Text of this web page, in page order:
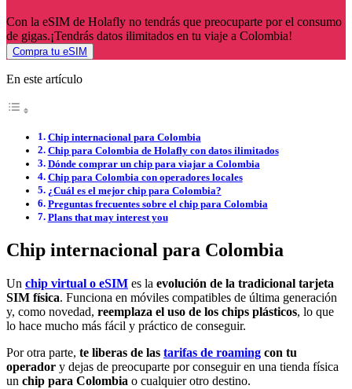
Con la eSIM de Holafly no tendrás que preocuparte por el consumo
de gigas.¡Tendrás datos ilimitados en tu viaje a Colombia!
Compra tu eSIM
En este artículo
Chip internacional para Colombia
Chip para Colombia de Holafly con datos ilimitados
Dónde comprar un chip para viajar a Colombia
Chip para Colombia con operadores locales
¿Cuál es el mejor chip para Colombia?
Preguntas frecuentes sobre el chip para Colombia
Plans that may interest you
Chip internacional para Colombia
Un chip virtual o eSIM es la evolución de la tradicional tarjeta
SIM física. Funciona en móviles compatibles de última generación
y, como novedad, reemplaza el uso de los chips plásticos, lo que
lo hace mucho más fácil y práctico de conseguir.
Por otra parte, te liberas de las tarifas de roaming con tu
operador y dejas de preocuparte por conseguir en una tienda física
un chip para Colombia o cualquier otro destino.